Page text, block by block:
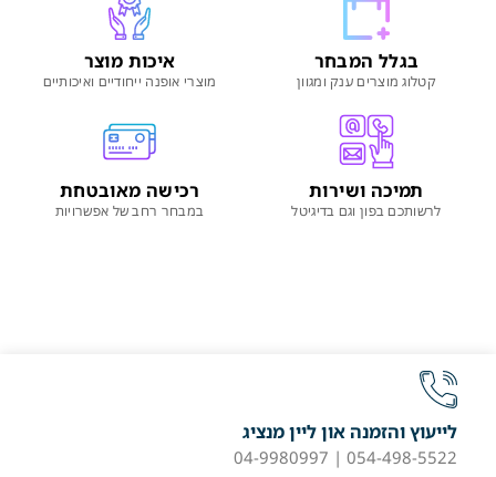
בגלל המבחר
קטלוג מוצרים ענק ומגוון
איכות מוצר
מוצרי אופנה ייחודיים ואיכותיים
תמיכה ושירות
לרשותכם בפון וגם בדיגיטל
רכישה מאובטחת
במבחר רחב של אפשרויות
לייעוץ והזמנה און ליין מנציג
054-498-5522 | 04-9980997